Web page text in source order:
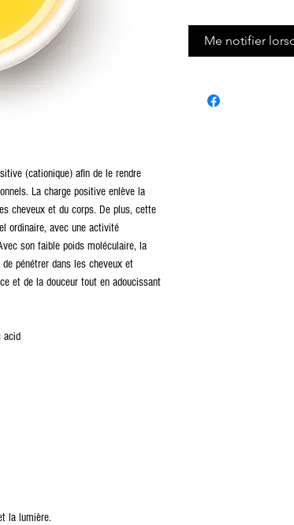
(cationique) afin de le rendre
La charge positive enlève la
cheveux et du corps. De plus, cette
ordinaire, avec une activité
son faible poids moléculaire, la
pénétrer dans les cheveux et
et de la douceur tout en adoucissant
acid
la lumière.
Me notifier